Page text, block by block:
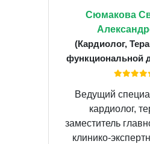
Сюмакова
(Кардиолог,
функциональной
Ведущий
кардиолог,
заместитель
клинико-